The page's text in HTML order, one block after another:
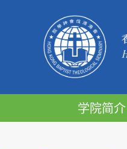
学院简介